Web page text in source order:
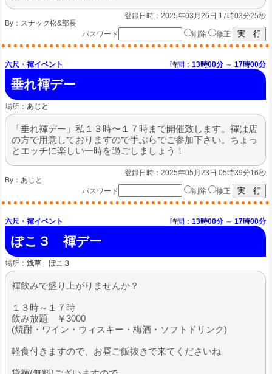
登録日時：2025年03月26日 17時03分25秒
By： スナック松&部長
パスワード
削除 修正
六尺・褌イベント 時間： 13時00分 ～ 17時00分
垂れ褌デー
場所： あじと
「垂れ褌デー」私１３時〜１７時まで開催致します。褌は店
の方で用意しておりますので手ぶらでご参加下さい。ちょっ
とエッチに楽しい一時を過ごしましょう！
登録日時：2025年05月23日 05時39分16秒
By： あじと
パスワード
削除 修正
六尺・褌イベント 時間： 13時00分 ～ 17時00分
ぽこ３ 褌デー
場所： 浅草 ぽこ３
褌飲みで盛り上がりませんか？
１３時～１７時
飲み放題 ￥3000
(焼酎・ワイン・ウィスキー・梅酒・ソフトドリンク)
軽食付きますので、お昼ご飯抜きで来てくださいね